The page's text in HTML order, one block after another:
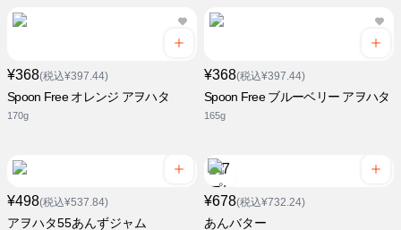
¥368(税込¥397.44)
Spoon Free オレンジ アヲハタ
170g
¥368(税込¥397.44)
Spoon Free ブルーベリー アヲハタ
165g
¥498(税込¥537.84)
アヲハタ55あんずジャム
¥678(税込¥732.24)
あんバター